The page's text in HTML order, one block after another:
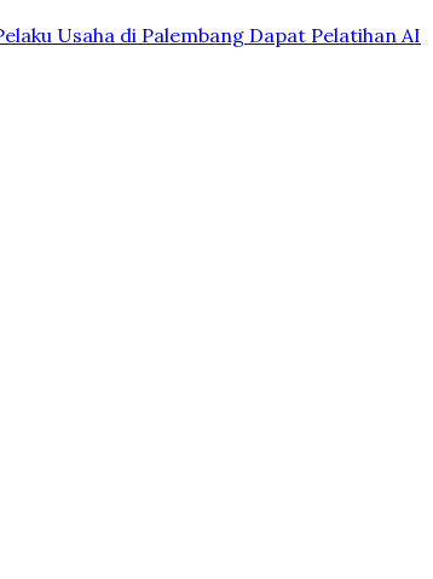
Usaha di Palembang Dapat Pelatihan AI